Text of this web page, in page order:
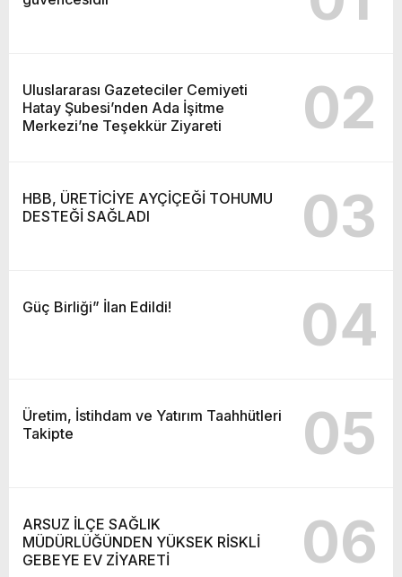
Uluslararası Gazeteciler Cemiyeti
Hatay Şubesi’nden Ada İşitme
Merkezi’ne Teşekkür Ziyareti
02
HBB, ÜRETİCİYE AYÇİÇEĞİ TOHUMU
DESTEĞİ SAĞLADI
03
Güç Birliği” İlan Edildi! 04
Üretim, İstihdam ve Yatırım Taahhütleri
Takipte
05
ARSUZ İLÇE SAĞLIK
MÜDÜRLÜĞÜNDEN YÜKSEK RİSKLİ
GEBEYE EV ZİYARETİ
06